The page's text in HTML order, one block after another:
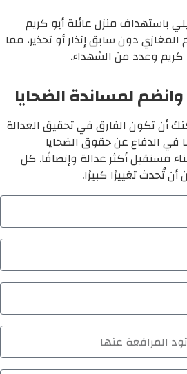
باستهداف منزل عائلة أبو كريم
دون سابق إنذار أو تحذير، مما
وعدد من الشهداء.
وانضم لمساندة الضحايا
أن تكون الفارق في تحقيق العدالة
في الدفاع عن حقوق الضحايا
مستقبل أكثر عدالة وإنصافًا. كل
تُحدث تغييرًا كبيرًا.